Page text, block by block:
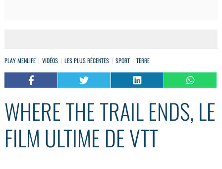
PLAY MENLIFE VIDÉOS LES PLUS RÉCENTES SPORT TERRE
WHERE THE TRAIL ENDS, LE
FILM ULTIME DE VTT